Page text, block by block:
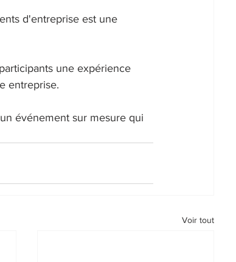
d'entreprise est une
une expérience
entreprise.
événement sur mesure qui
Voir tout